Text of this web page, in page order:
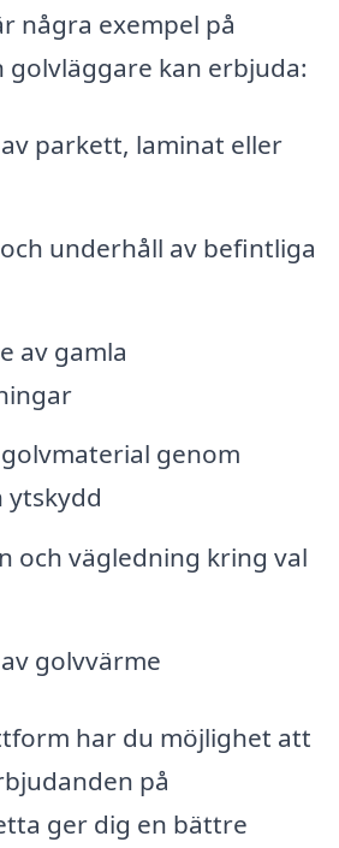
några exempel på
golvläggare kan erbjuda:
parkett, laminat eller
underhåll av befintliga
av gamla
genom
ytskydd
och vägledning kring val
golvvärme
har du möjlighet att
på
ger dig en bättre